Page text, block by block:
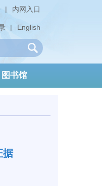
内网入口
|
English
|
图书馆
据